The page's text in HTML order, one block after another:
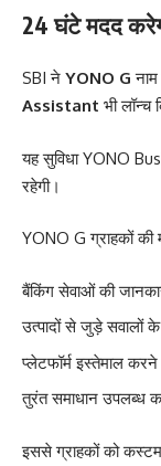
24 घंटे मदद
SBI ने YONO G
Assistant भी लॉन्च
यह सुविधा YONO
रहेगी।
YONO G ग्राहकों
बैंकिंग सेवाओं की
उत्पादों से जुड़े सवालों
प्लेटफॉर्म इस्तेमाल
तुरंत समाधान उपलब्ध
इससे ग्राहकों को